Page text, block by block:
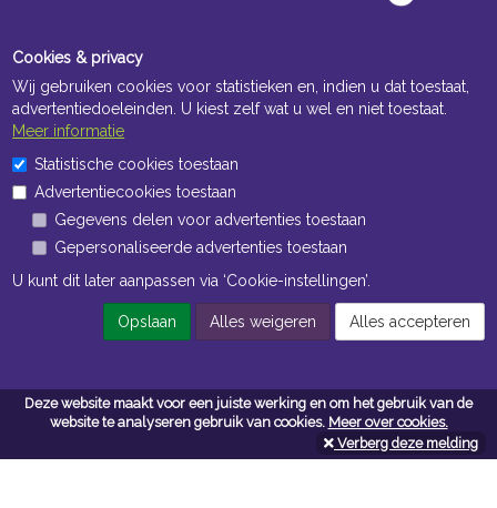
Deze website maakt voor een juiste werking en om het gebruik van de
website te analyseren gebruik van cookies. Meer over cookies.
Verberg deze melding
Openingstijden Kantoor
Openingstijden Magazijn
Navigatie
Algemene voorwaarden
Privacy
Cookies & privacy
Wij gebruiken cookies voor statistieken en, indien u dat toestaat,
advertentiedoeleinden. U kiest zelf wat u wel en niet toestaat.
Meer informatie
Statistische cookies toestaan
Advertentiecookies toestaan
Gegevens delen voor advertenties toestaan
Gepersonaliseerde advertenties toestaan
U kunt dit later aanpassen via ‘Cookie-instellingen’.
Opslaan Alles weigeren Alles accepteren